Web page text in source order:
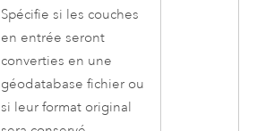
Spécifie si les couches
en entrée seront
converties en une
géodatabase fichier ou
si leur format original